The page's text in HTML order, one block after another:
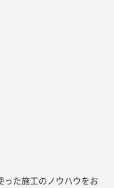
た施工のノウハウをお